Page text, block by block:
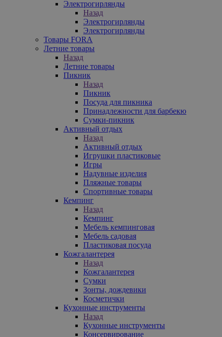
Электрогирлянды
Назад
Электрогирлянды
Электрогирлянды
Товары FORA
Летние товары
Назад
Летние товары
Пикник
Назад
Пикник
Посуда для пикника
Принадлежности для барбекю
Сумки-пикник
Активный отдых
Назад
Активный отдых
Игрушки пластиковые
Игры
Надувные изделия
Пляжные товары
Спортивные товары
Кемпинг
Назад
Кемпинг
Мебель кемпинговая
Мебель садовая
Пластиковая посуда
Кожгалантерея
Назад
Кожгалантерея
Сумки
Зонты, дождевики
Косметички
Кухонные инструменты
Назад
Кухонные инструменты
Консервирование